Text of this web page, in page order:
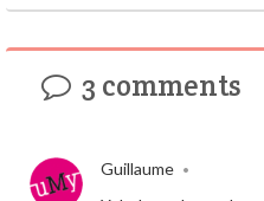
3 comments
Guillaume •